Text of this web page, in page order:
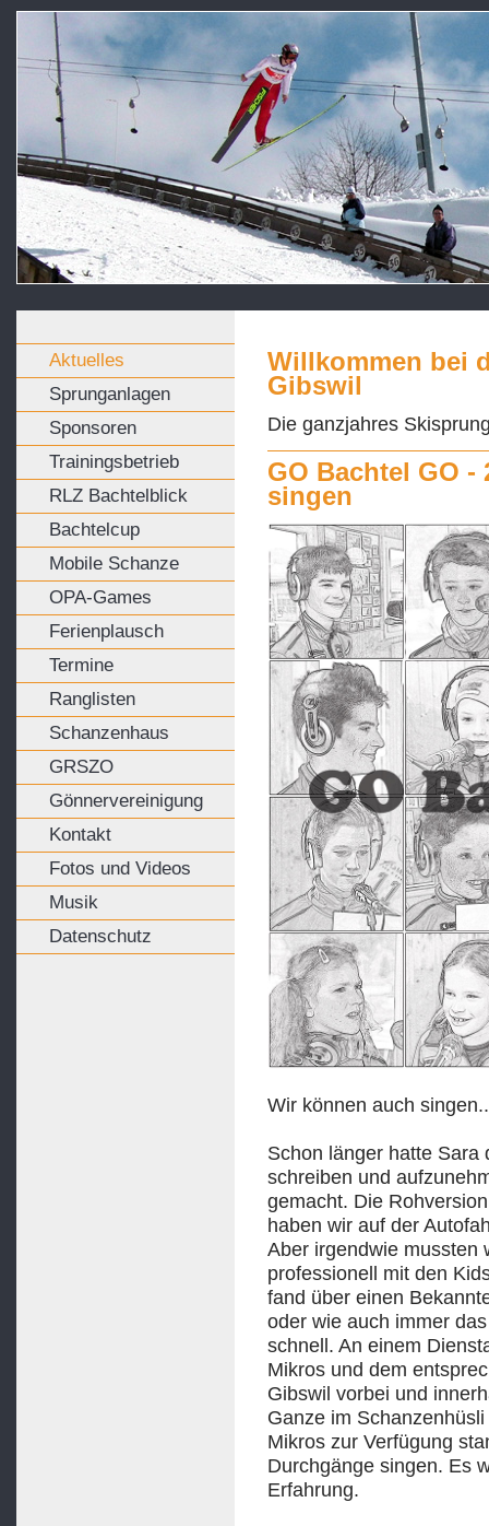
Aktuelles
Sprunganlagen
Sponsoren
Trainingsbetrieb
RLZ Bachtelblick
Bachtelcup
Mobile Schanze
OPA-Games
Ferienplausch
Termine
Ranglisten
Schanzenhaus
GRSZO
Gönnervereinigung
Kontakt
Fotos und Videos
Musik
Datenschutz
Willkommen bei
Gibswil
Die ganzjahres
GO Bachtel GO -
singen
Wir können auch
Schon länger hatte Sara
schreiben und
gemacht. Die
haben wir auf der
Aber irgendwie mussten
professionell mit den
fand über einen
oder wie auch immer
schnell. An einem
Mikros und dem
Gibswil vorbei und
Ganze im
Mikros zur Verfügung
Durchgänge singen. Es
Erfahrung.